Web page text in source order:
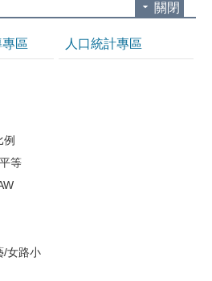
關閉
區
等
/女路小
人口統計專區